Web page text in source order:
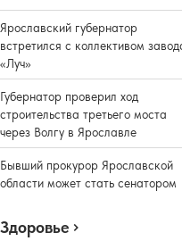
Ярославский губернатор
встретился с коллективом
«Луч»
Губернатор проверил ход
строительства третьего моста
через Волгу в Ярославле
Бывший прокурор Ярославской
области может стать сенатором
Здоровье